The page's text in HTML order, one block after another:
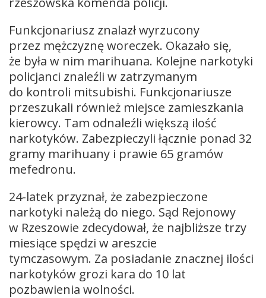
Funkcjonariusz znalazł wyrzucony
przez mężczyznę woreczek. Okazało się,
że była w nim marihuana. Kolejne narkotyki
policjanci znaleźli w zatrzymanym
do kontroli mitsubishi. Funkcjonariusze
przeszukali również miejsce zamieszkania
kierowcy. Tam odnaleźli większą ilość
narkotyków. Zabezpieczyli łącznie ponad 32
gramy marihuany i prawie 65 gramów
mefedronu.
24-latek przyznał, że zabezpieczone
narkotyki należą do niego. Sąd Rejonowy
w Rzeszowie zdecydował, że najbliższe trzy
miesiące spędzi w areszcie
tymczasowym. Za posiadanie znacznej ilości
narkotyków grozi kara do 10 lat
pozbawienia wolności.